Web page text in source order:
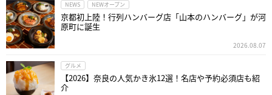
NEWS NEWオープン
京都初上陸！行列ハンバーグ店「山本のハンバーグ」が河
原町に誕生
2026.08.07
グルメ
【2026】奈良の人気かき氷12選！名店や予約必須店も紹
介